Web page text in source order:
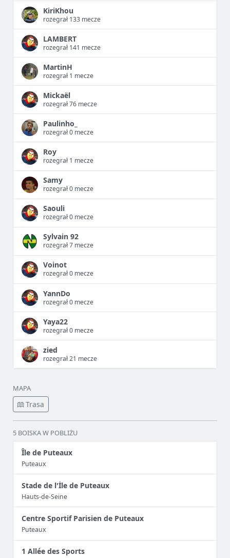
KiriKhou
rozegrał 133 mecze
LAMBERT
rozegrał 141 mecze
MartinH
rozegrał 1 mecze
Mickaël
rozegrał 76 mecze
Paulinho_
rozegrał 0 mecze
Roy
rozegrał 1 mecze
Samy
rozegrał 0 mecze
Saouli
rozegrał 0 mecze
Sylvain 92
rozegrał 7 mecze
Voinot
rozegrał 0 mecze
YannDo
rozegrał 0 mecze
Yaya22
rozegrał 0 mecze
zied
rozegrał 21 mecze
MAPA
Trasa
5 BOISKA W POBLIŻU
Île de Puteaux
Puteaux
Stade de l'İle de Puteaux
Hauts-de-Seine
Centre Sportif Parisien de Puteaux
Puteaux
1 Allée des Sports